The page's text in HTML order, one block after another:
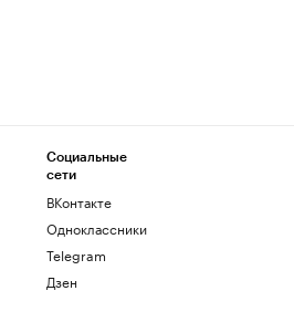
Социальные
сети
ВКонтакте
Одноклассники
Telegram
Дзен